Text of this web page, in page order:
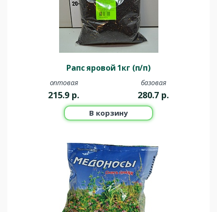
Рапс яровой 1кг (п/п)
оптовая
215.9 р.
базовая
280.7 р.
В корзину